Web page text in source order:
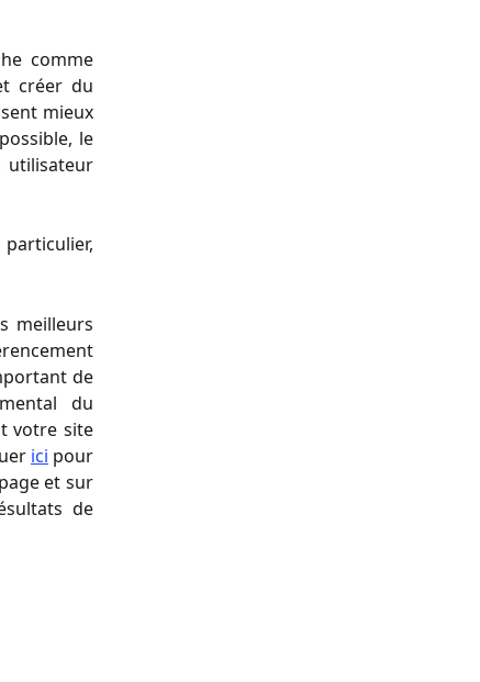
comme
créer du
mieux
le
utilisateur
meilleurs
de
du
votre site
ici pour
et sur
de